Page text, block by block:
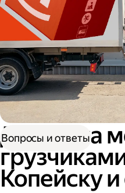
Доставка
Копейску
Вопросы и ответы